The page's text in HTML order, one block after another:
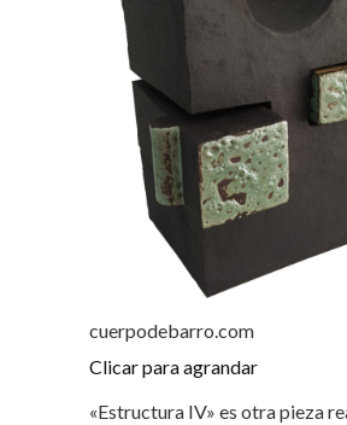
cuerpodebarro.com
Clicar para agrandar
«Estructura IV» es otra pieza